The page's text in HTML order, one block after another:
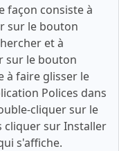
façon consiste à
sur le bouton
et à
sur le bouton
à faire glisser le
Polices dans
cliquer sur le
cliquer sur Installer
s'affiche.